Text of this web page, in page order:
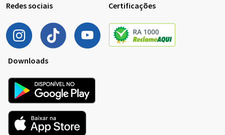
Redes sociais Certificações
Downloads